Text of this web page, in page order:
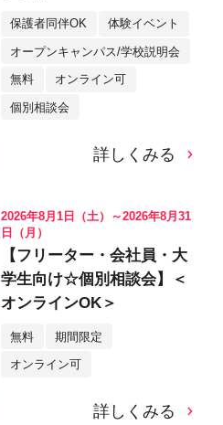
保護者同伴OK 体験イベント
オープンキャンパス/学校説明会
無料 オンライン可
個別相談会
詳しくみる
2026年8月1日（土）～2026年8月31
日（月）
【フリーター・会社員・大
学生向け☆個別相談会】＜
オンラインOK＞
無料 期間限定
オンライン可
詳しくみる